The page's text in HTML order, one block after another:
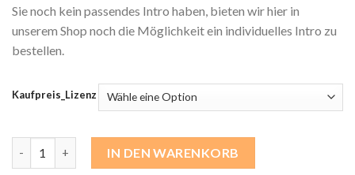
Sie noch kein passendes Intro haben, bieten wir hier in
unserem Shop noch die Möglichkeit ein individuelles Intro zu
bestellen.
Kaufpreis_Lizenz
IN DEN WARENKORB